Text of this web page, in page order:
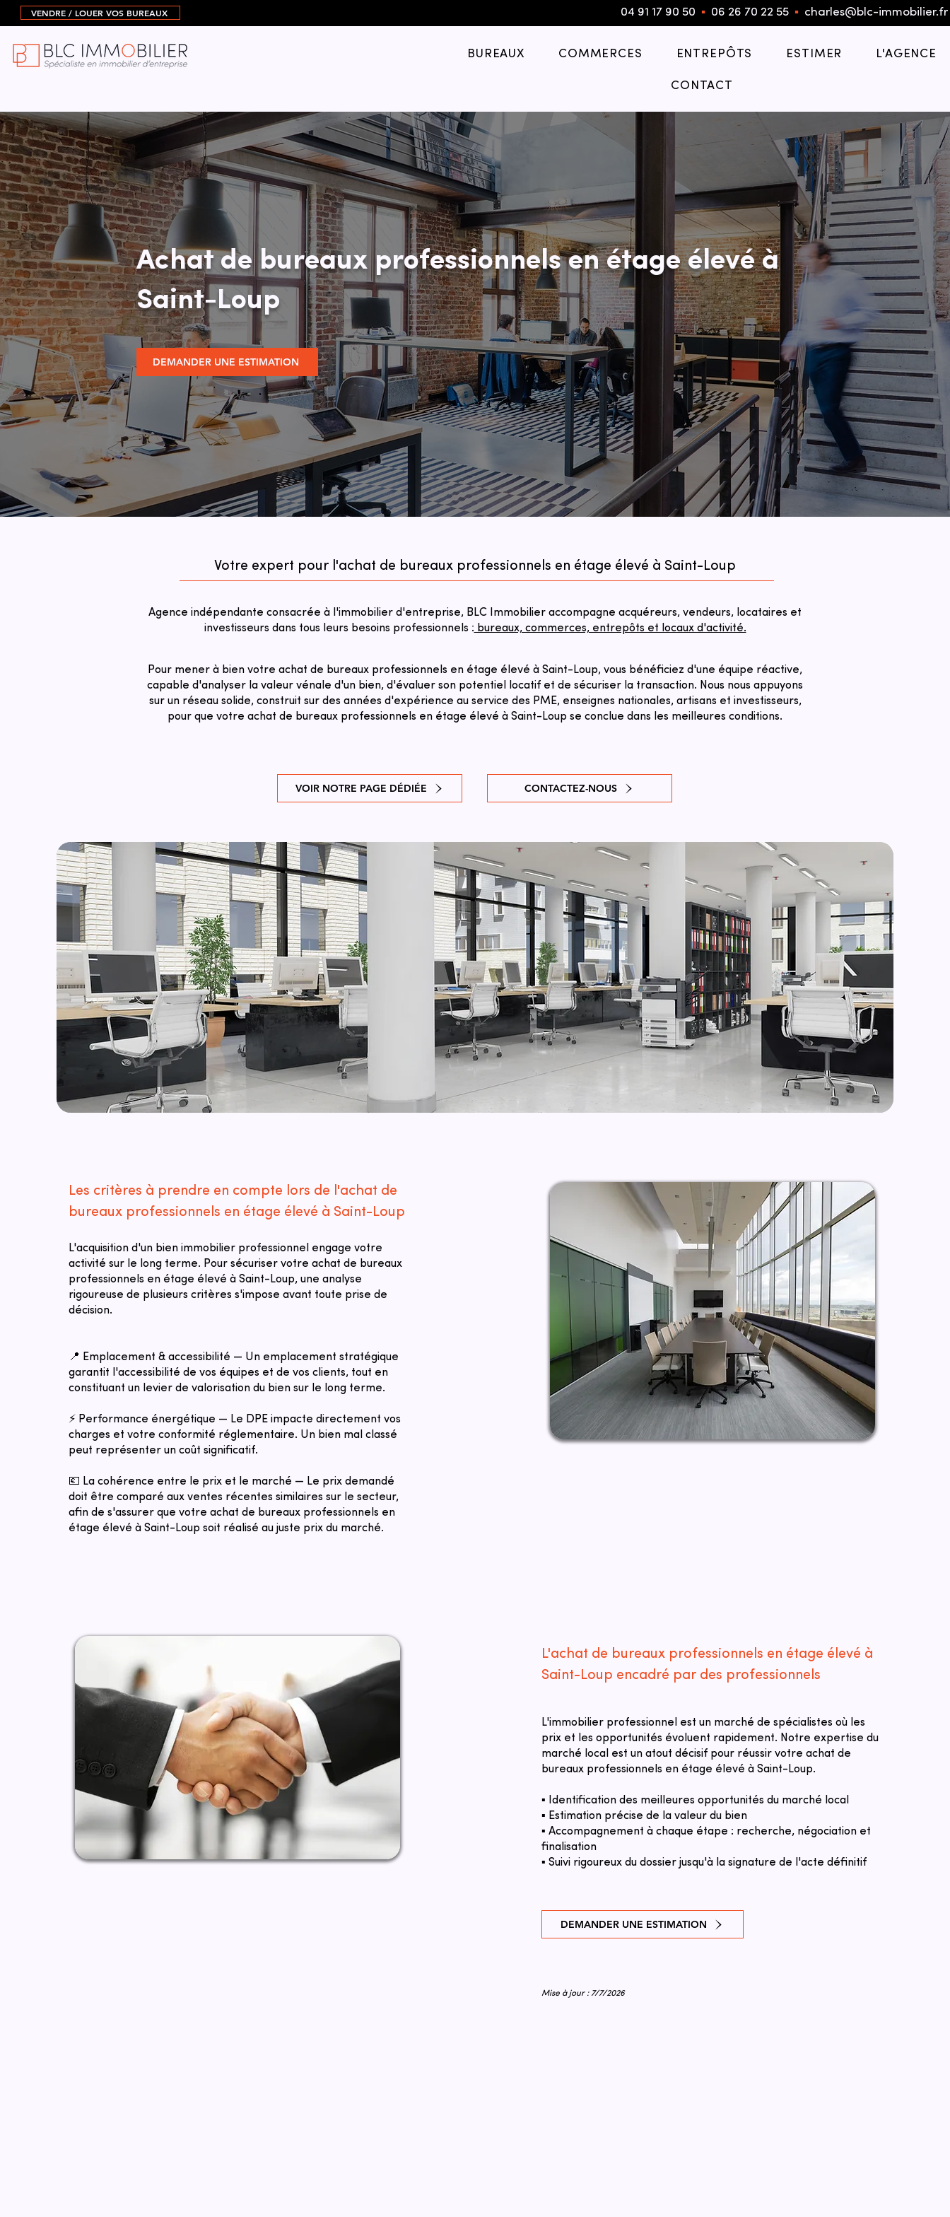
VENDRE / LOUER VOS BUREAUX 04 91 17 90 50 ▪︎ 06 26 70 22 55 ▪︎ charles@blc-immobilier.fr
BUREAUX COMMERCES ENTREPÔTS ESTIMER L'AGENCE
CONTACT
Achat de bureaux professionnels en étage élevé à
Saint-Loup
DEMANDER UNE ESTIMATION
Votre expert pour l'achat de bureaux professionnels en étage élevé à Saint-Loup
Agence indépendante consacrée à l'immobilier d'entreprise, BLC Immobilier accompagne acquéreurs, vendeurs, locataires et
investisseurs dans tous leurs besoins professionnels : bureaux, commerces, entrepôts et locaux d'activité.
Pour mener à bien votre achat de bureaux professionnels en étage élevé à Saint-Loup, vous bénéficiez d'une équipe réactive,
capable d'analyser la valeur vénale d'un bien, d'évaluer son potentiel locatif et de sécuriser la transaction. ​Nous nous appuyons
sur un réseau solide, construit sur des années d'expérience au service des PME, enseignes nationales, artisans et investisseurs,
pour que votre achat de bureaux professionnels en étage élevé à Saint-Loup se conclue dans les meilleures conditions.
VOIR NOTRE PAGE DÉDIÉE CONTACTEZ-NOUS
Les critères à prendre en compte lors de l'achat de
bureaux professionnels en étage élevé à Saint-Loup
L'acquisition d'un bien immobilier professionnel engage votre
activité sur le long terme. Pour sécuriser votre achat de bureaux
professionnels en étage élevé à Saint-Loup, une analyse
rigoureuse de plusieurs critères s'impose avant toute prise de
décision.
📍 Emplacement & accessibilité — Un emplacement stratégique
garantit l'accessibilité de vos équipes et de vos clients, tout en
constituant un levier de valorisation du bien sur le long terme.
⚡ Performance énergétique — Le DPE impacte directement vos
charges et votre conformité réglementaire. Un bien mal classé
peut représenter un coût significatif.
💶 La cohérence entre le prix et le marché — Le prix demandé
doit être comparé aux ventes récentes similaires sur le secteur,
afin de s'assurer que votre achat de bureaux professionnels en
étage élevé à Saint-Loup soit réalisé au juste prix du marché.
L'achat de bureaux professionnels en étage élevé à
Saint-Loup encadré par des professionnels
L'immobilier professionnel est un marché de spécialistes où les
prix et les opportunités évoluent rapidement. Notre expertise du
marché local est un atout décisif pour réussir votre achat de
bureaux professionnels en étage élevé à Saint-Loup.
▪ Identification des meilleures opportunités du marché local
▪ Estimation précise de la valeur du bien
▪ Accompagnement à chaque étape : recherche, négociation et
finalisation
▪ Suivi rigoureux du dossier jusqu'à la signature de l'acte définitif
DEMANDER UNE ESTIMATION
Mise à jour : 7/7/2026